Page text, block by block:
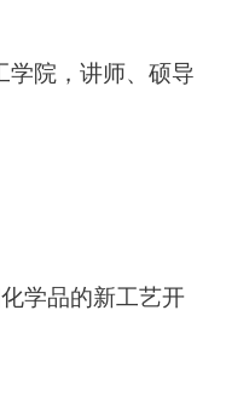
学院，讲师、硕导
学品的新工艺开